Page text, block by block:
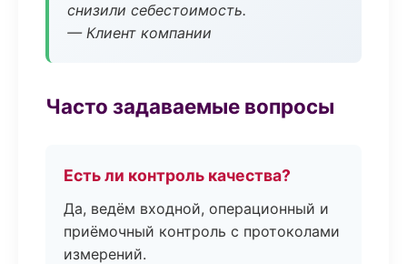
снизили себестоимость.
— Клиент компании
Часто задаваемые вопросы
Есть ли контроль качества?
Да, ведём входной, операционный и
приёмочный контроль с протоколами
измерений.